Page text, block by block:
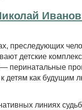
преследующих
детские
— перинатальные
детям как будущим
линиях